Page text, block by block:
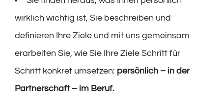
wirklich wichtig ist, Sie beschreiben und
definieren Ihre Ziele und mit uns gemeinsam
erarbeiten Sie, wie Sie Ihre Ziele Schritt für
Schritt konkret umsetzen: persönlich – in der
Partnerschaft – im Beruf.